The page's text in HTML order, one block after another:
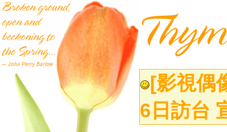
[影視偶
6日訪台